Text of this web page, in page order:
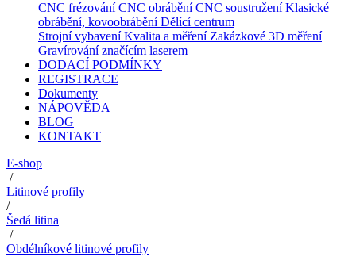
CNC frézování CNC obrábění CNC soustružení Klasické
obrábění, kovoobrábění Dělící centrum
Strojní vybavení Kvalita a měření Zakázkové 3D měření
Gravírování značícím laserem
DODACÍ PODMÍNKY
REGISTRACE
Dokumenty
NÁPOVĚDA
BLOG
KONTAKT
E-shop
/
Litinové profily
/
Šedá litina
/
Obdélníkové litinové profily